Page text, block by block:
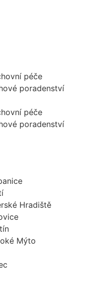
péče
poradenství
péče
poradenství
Hradiště
Mýto